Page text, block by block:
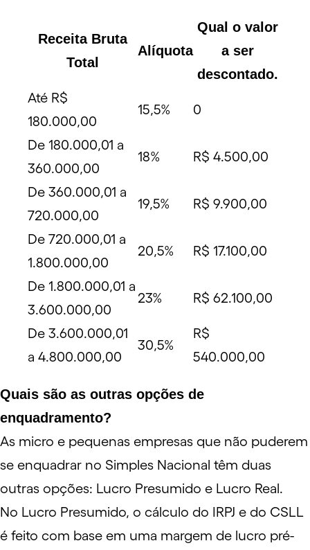
Receita Bruta
Total
Alíquota
Qual o valor
a ser
descontado.
Até R$
180.000,00
15,5% 0
De 180.000,01 a
360.000,00
18% R$ 4.500,00
De 360.000,01 a
720.000,00
19,5% R$ 9.900,00
De 720.000,01 a
1.800.000,00
20,5% R$ 17.100,00
De 1.800.000,01 a
3.600.000,00
23% R$ 62.100,00
De 3.600.000,01
a 4.800.000,00
30,5%
R$
540.000,00
Quais são as outras opções de
enquadramento?
As micro e pequenas empresas que não puderem
se enquadrar no Simples Nacional têm duas
outras opções: Lucro Presumido e Lucro Real.
No Lucro Presumido, o cálculo do IRPJ e do CSLL
é feito com base em uma margem de lucro pré-